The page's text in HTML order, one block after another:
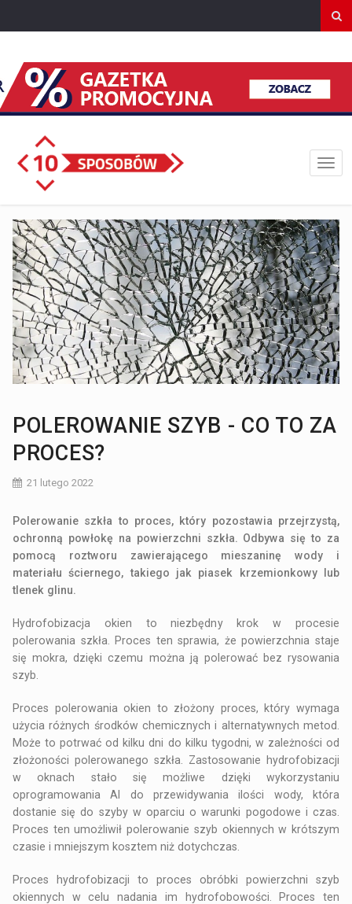
POLEROWANIE SZYB - CO TO ZA
PROCES?
21 lutego 2022
Polerowanie szkła to proces, który pozostawia przejrzystą,
ochronną powłokę na powierzchni szkła. Odbywa się to za
pomocą roztworu zawierającego mieszaninę wody i
materiału ściernego, takiego jak piasek krzemionkowy lub
tlenek glinu.
Hydrofobizacja okien to niezbędny krok w procesie
polerowania szkła. Proces ten sprawia, że powierzchnia staje
się mokra, dzięki czemu można ją polerować bez rysowania
szyb.
Proces polerowania okien to złożony proces, który wymaga
użycia różnych środków chemicznych i alternatywnych metod.
Może to potrwać od kilku dni do kilku tygodni, w zależności od
złożoności polerowanego szkła. Zastosowanie hydrofobizacji
w oknach stało się możliwe dzięki wykorzystaniu
oprogramowania AI do przewidywania ilości wody, która
dostanie się do szyby w oparciu o warunki pogodowe i czas.
Proces ten umożliwił polerowanie szyb okiennych w krótszym
czasie i mniejszym kosztem niż dotychczas.
Proces hydrofobizacji to proces obróbki powierzchni szyb
okiennych w celu nadania im hydrofobowości. Proces ten